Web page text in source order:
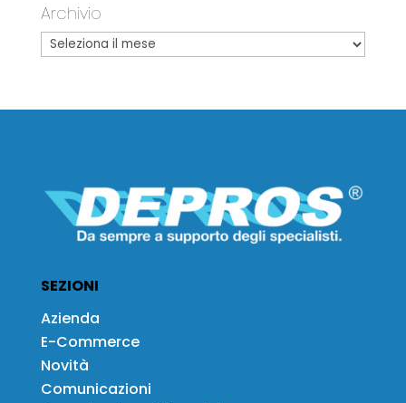
Archivio
SEZIONI
Azienda
E-Commerce
Novità
Comunicazioni